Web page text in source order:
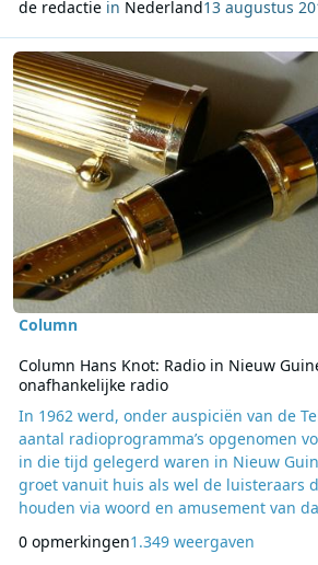
de redactiein Nederland13 augustus
Lees meer over Column Hans Knot: Radio
Column
Column Hans Knot: Radio in Nieuw
onafhankelijke radio
In 1962 werd, onder auspiciën van de
aantal radioprogramma’s opgenomen
in die tijd gelegerd waren in Nieuw
groet vanuit huis als wel de luisteraars
houden via woord en amusement van
vaderland plaats vond. Zonder in te
luisteraars in Nieuw Guinea meldde de
0 opmerkingen1.349 weergaven